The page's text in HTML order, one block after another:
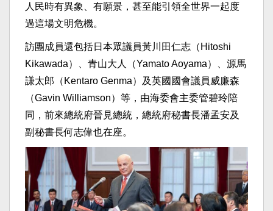
人民時有異象、有願景，甚至能引領全世界一起度
過這場文明危機。
訪團成員還包括日本眾議員黃川田仁志（Hitoshi
Kikawada）、青山大人（Yamato Aoyama）、源馬
謙太郎（Kentaro Genma）及英國國會議員威廉森
（Gavin Williamson）等，由海委會主委管碧玲陪
同，前來總統府晉見總統，總統府秘書長潘孟安及
副秘書長何志偉也在座。